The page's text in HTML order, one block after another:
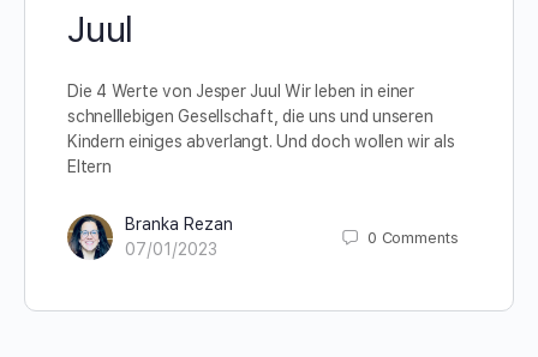
Juul
Die 4 Werte von Jesper Juul Wir leben in einer
schnelllebigen Gesellschaft, die uns und unseren
Kindern einiges abverlangt. Und doch wollen wir als
Eltern
Branka Rezan
07/01/2023
0 Comments